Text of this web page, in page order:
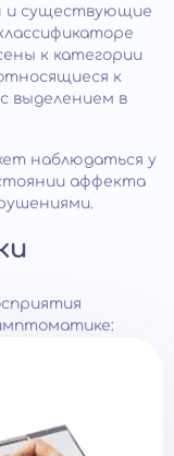
и существующие
к категории
к
выделением в
наблюдаться у
аффекта